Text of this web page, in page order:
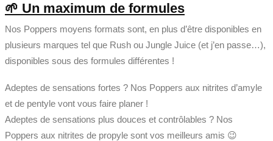
🌱 Un maximum de formules
Nos Poppers moyens formats sont, en plus d’être disponibles en
plusieurs marques tel que Rush ou Jungle Juice (et j’en passe…),
disponibles sous des formules différentes !
Adeptes de sensations fortes ? Nos Poppers aux nitrites d’amyle
et de pentyle vont vous faire planer !
Adeptes de sensations plus douces et contrôlables ? Nos
Poppers aux nitrites de propyle sont vos meilleurs amis 😉